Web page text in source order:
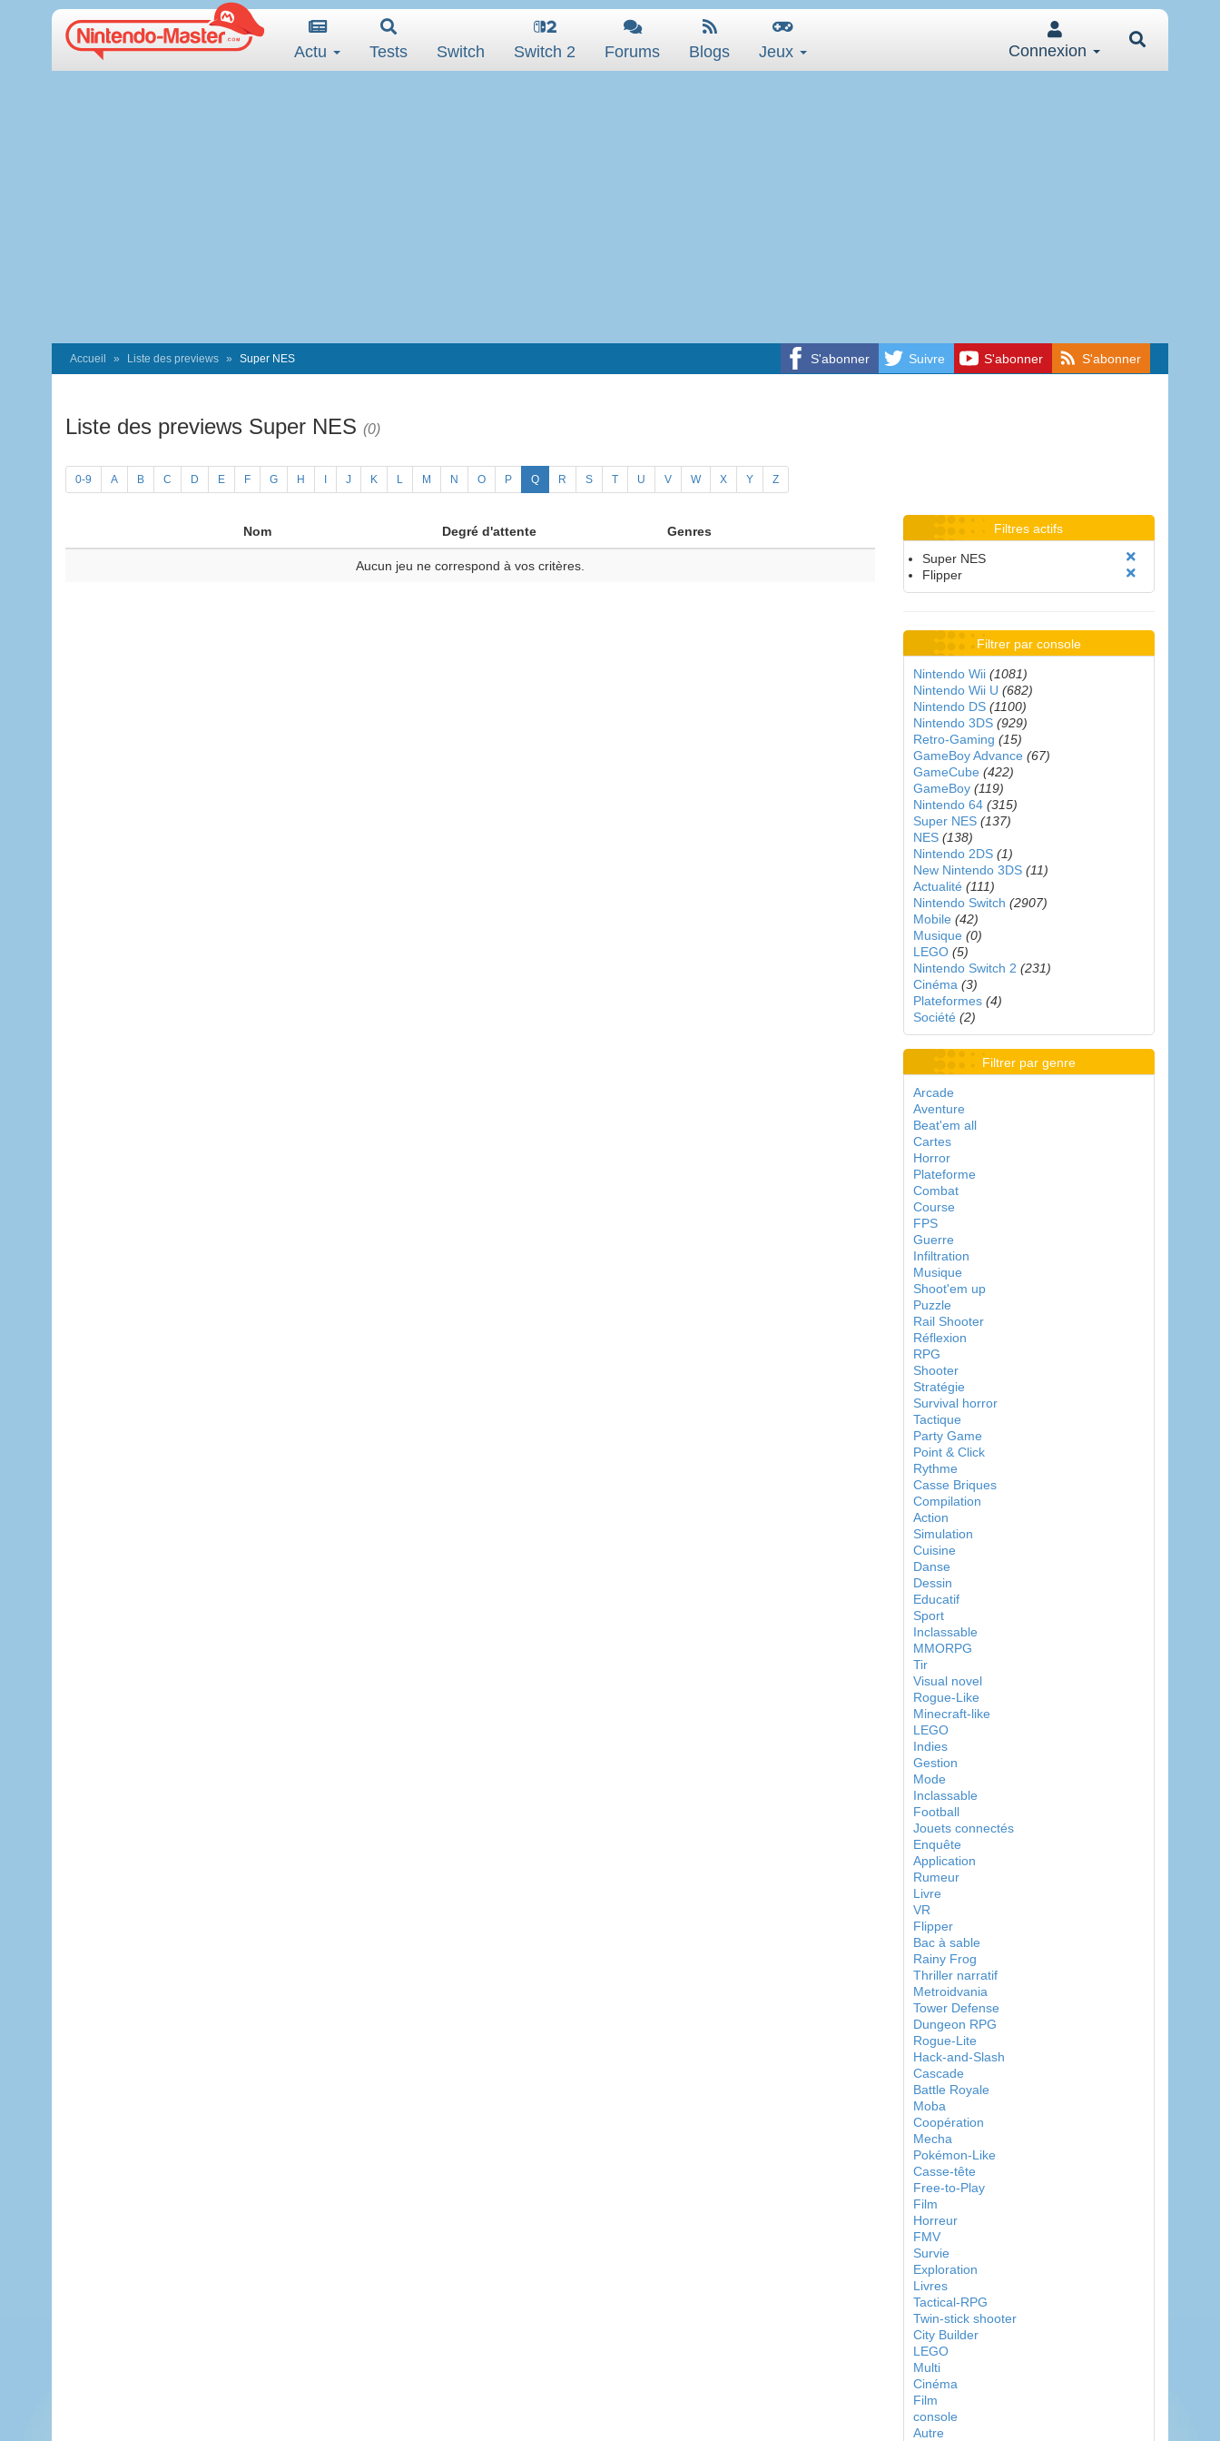
Actu Tests Switch Switch 2 Forums Blogs Jeux Connexion
S'abonner Suivre S'abonner S'abonner
Accueil Liste des previews Super NES
Liste des previews Super NES (0)
0-9 A B C D E F G H J K L M N O P Q R S T U V W X Y Z
Nom Degré d'attente Genres
Aucun jeu ne correspond à vos critères.
Filtres actifs
Super NES
Flipper
Filtrer par console
Nintendo Wii (1081)
Nintendo Wii U (682)
Nintendo DS (1100)
Nintendo 3DS (929)
Retro-Gaming (15)
GameBoy Advance (67)
GameCube (422)
GameBoy (119)
Nintendo 64 (315)
Super NES (137)
NES (138)
Nintendo 2DS (1)
New Nintendo 3DS (11)
Actualité (111)
Nintendo Switch (2907)
Mobile (42)
Musique (0)
LEGO (5)
Nintendo Switch 2 (231)
Cinéma (3)
Plateformes (4)
Société (2)
Filtrer par genre
Arcade
Aventure
Beat'em all
Cartes
Horror
Plateforme
Combat
Course
FPS
Guerre
Infiltration
Musique
Shoot'em up
Puzzle
Rail Shooter
Réflexion
RPG
Shooter
Stratégie
Survival horror
Tactique
Party Game
Point & Click
Rythme
Casse Briques
Compilation
Action
Simulation
Cuisine
Danse
Dessin
Educatif
Sport
Inclassable
MMORPG
Tir
Visual novel
Rogue-Like
Minecraft-like
LEGO
Indies
Gestion
Mode
Inclassable
Football
Jouets connectés
Enquête
Application
Rumeur
Livre
VR
Flipper
Bac à sable
Rainy Frog
Thriller narratif
Metroidvania
Tower Defense
Dungeon RPG
Rogue-Lite
Hack-and-Slash
Cascade
Battle Royale
Moba
Coopération
Mecha
Pokémon-Like
Casse-tête
Free-to-Play
Film
Horreur
FMV
Survie
Exploration
Livres
Tactical-RPG
Twin-stick shooter
City Builder
LEGO
Multi
Cinéma
Film
console
Autre